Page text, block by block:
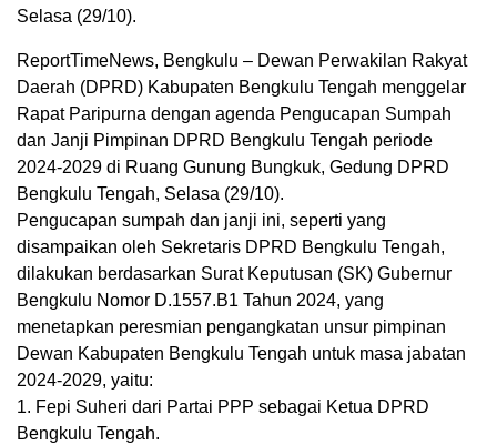
Selasa (29/10).
ReportTimeNews, Bengkulu – Dewan Perwakilan Rakyat
Daerah (DPRD) Kabupaten Bengkulu Tengah menggelar
Rapat Paripurna dengan agenda Pengucapan Sumpah
dan Janji Pimpinan DPRD Bengkulu Tengah periode
2024-2029 di Ruang Gunung Bungkuk, Gedung DPRD
Bengkulu Tengah, Selasa (29/10).
Pengucapan sumpah dan janji ini, seperti yang
disampaikan oleh Sekretaris DPRD Bengkulu Tengah,
dilakukan berdasarkan Surat Keputusan (SK) Gubernur
Bengkulu Nomor D.1557.B1 Tahun 2024, yang
menetapkan peresmian pengangkatan unsur pimpinan
Dewan Kabupaten Bengkulu Tengah untuk masa jabatan
2024-2029, yaitu:
1. Fepi Suheri dari Partai PPP sebagai Ketua DPRD
Bengkulu Tengah.